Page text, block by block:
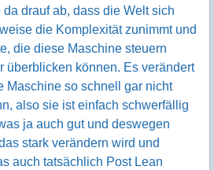
drauf ab, dass die Welt sich
die Komplexität zunimmt und
die diese Maschine steuern
überblicken können. Es verändert
Maschine so schnell gar nicht
also sie ist einfach schwerfällig
ja auch gut und deswegen
stark verändern wird und
auch tatsächlich Post Lean